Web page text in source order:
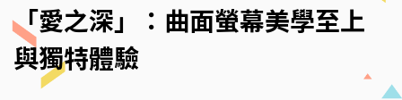
「愛之深」：曲面螢幕美學至上
與獨特體驗